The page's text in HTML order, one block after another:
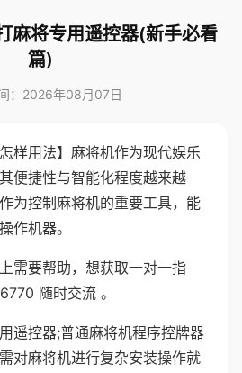
麻将专用遥控器(新手必看
篇)
：2026年08月07日
样用法】麻将机作为现代娱乐
便捷性与智能化程度越来越
为控制麻将机的重要工具，能
作机器。
需要帮助，想获取一对一指
随时交流 。
遥控器;普通麻将机程序控牌器
对麻将机进行复杂安装操作就